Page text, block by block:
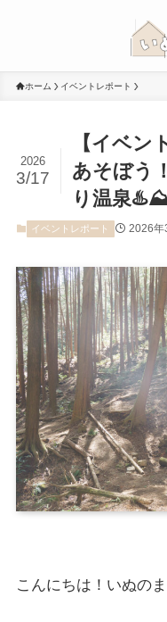
ホーム イベントレポート
【イベン
あそぼう
り温泉
2026
3/17
イベントレポート 2026年
こんにちは！いぬの